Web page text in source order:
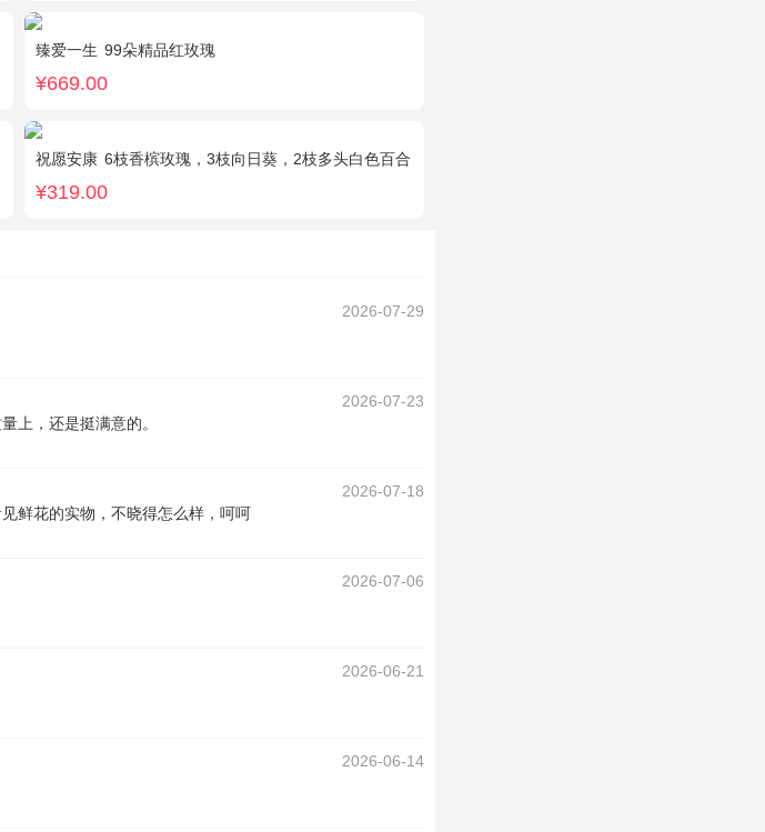
臻爱一生 99朵精品红玫瑰
¥669.00
祝愿安康 6枝香槟玫瑰，3枝向日葵，2枝多头白色百合
¥319.00
2026-07-29
2026-07-23
上，还是挺满意的。
2026-07-18
鲜花的实物，不晓得怎么样，呵呵
2026-07-06
2026-06-21
2026-06-14